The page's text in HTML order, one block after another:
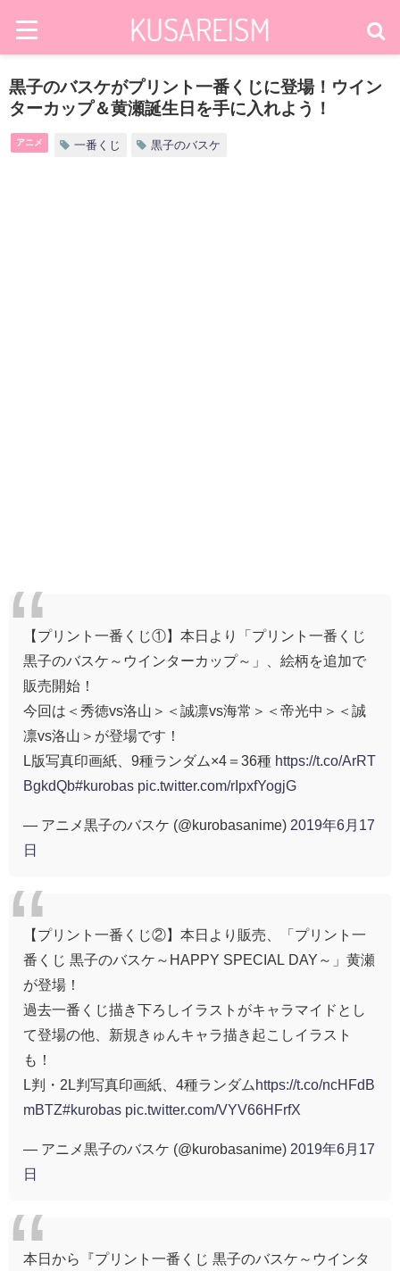
黒子のバスケがプリント一番くじに登場！ウイン
ターカップ＆黄瀬誕生日を手に入れよう！
アニメ 一番くじ 黒子のバスケ
【プリント一番くじ①】本日より「プリント一番くじ
黒子のバスケ～ウインターカップ～」、絵柄を追加で
販売開始！
今回は＜秀徳vs洛山＞＜誠凛vs海常＞＜帝光中＞＜誠
凛vs洛山＞が登場です！
L版写真印画紙、9種ランダム×4＝36種 https://t.co/ArRT
BgkdQb#kurobas pic.twitter.com/rIpxfYogjG
— アニメ黒子のバスケ (@kurobasanime) 2019年6月17
日
【プリント一番くじ②】本日より販売、「プリント一
番くじ 黒子のバスケ～HAPPY SPECIAL DAY～」黄瀬
が登場！
過去一番くじ描き下ろしイラストがキャラマイドとし
て登場の他、新規きゅんキャラ描き起こしイラスト
も！
L判・2L判写真印画紙、4種ランダム https://t.co/ncHFdB
mBTZ#kurobas pic.twitter.com/VYV66HFrfX
— アニメ黒子のバスケ (@kurobasanime) 2019年6月17
日
本日から『プリント一番くじ 黒子のバスケ～ウインタ